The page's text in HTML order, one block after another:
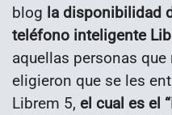
blog la disponibilidad
teléfono inteligente
aquellas personas
eligieron que se les
Librem 5, el cual es el